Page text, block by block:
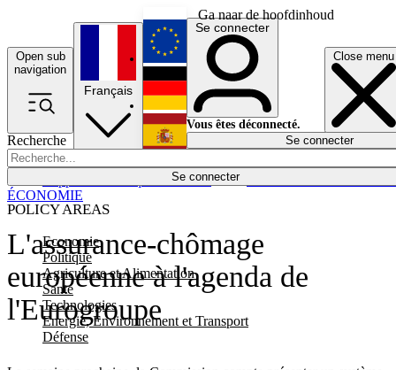
Ga naar de hoofdinhoud
Open sub
navigation
Close menu
Recherche
Se connecter
POLICY AREAS
Economie
Politique
Agriculture et Alimentation
Santé
Technologies
Energie, Environnement et Transport
Défense
Économie
Français
English
Deutsch
Español
Se connecter
Vous êtes déconnecté.
Se connecter
L'assurance-chômage
européenne à l'agenda de
l'Eurogroupe
ÉCONOMIE